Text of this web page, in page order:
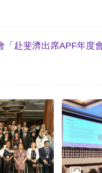
「赴斐濟出席APF年度